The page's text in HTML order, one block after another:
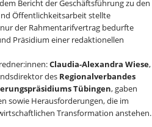
Bericht der Geschäftsführung zu den
Öffentlichkeitsarbeit stellte
der Rahmentarifvertrag bedurfte
Präsidium einer redaktionellen
Claudia-Alexandra Wiese,
des Regionalverbandes
Tübingen, gaben
sowie Herausforderungen, die im
Transformation anstehen.